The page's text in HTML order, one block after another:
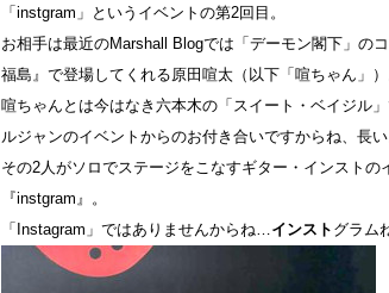
「instgram」というイベントの第2回目。
お相手は最近のMarshall Blogでは「デーモン閣下」の
福島』で登場してくれる原田喧太（以下「喧ちゃん」）
喧ちゃんとは今はなき六本木の「スイート・ベイジル
ルジャンのイベントからのお付き合いですからね、長い
その2人がソロでステージをこなすギター・インストの
『instgram』。
「Instagram」ではありませんからね…インスト グラム